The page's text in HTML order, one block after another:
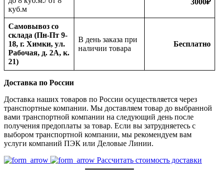
куб.м
Самовывоз со
склада (Пн-Пт 9-
18, г. Химки, ул.
Рабочая, д. 2А, к.
21)
В день заказа при
наличии товара
Бесплатно
Доставка по России
Доставка наших товаров по России осуществляется через
транспортные компании. Мы доставляем товар до выбранной
вами транспортной компании на следующий день после
получения предоплаты за товар. Если вы затрудняетесь с
выбором транспортной компании, мы рекомендуем вам
услуги компаний ПЭК или Деловые Линии.
Рассчитать стоимость доставки